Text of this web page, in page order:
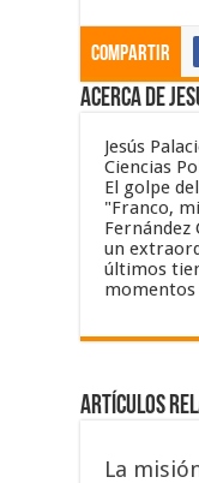
Compartir
Acerca de
Jesús
Ciencias
El golpe
"Franco,
Fernández
un
últimos
momentos
Artículos
La